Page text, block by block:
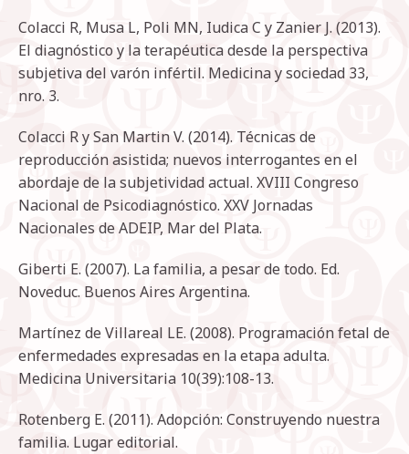
Colacci R, Musa L, Poli MN, Iudica C y Zanier J. (2013).
El diagnóstico y la terapéutica desde la perspectiva
subjetiva del varón infértil. Medicina y sociedad 33,
nro. 3.
Colacci R y San Martin V. (2014). Técnicas de
reproducción asistida; nuevos interrogantes en el
abordaje de la subjetividad actual. XVIII Congreso
Nacional de Psicodiagnóstico. XXV Jornadas
Nacionales de ADEIP, Mar del Plata.
Giberti E. (2007). La familia, a pesar de todo. Ed.
Noveduc. Buenos Aires Argentina.
Martínez de Villareal LE. (2008). Programación fetal de
enfermedades expresadas en la etapa adulta.
Medicina Universitaria 10(39):108-13.
Rotenberg E. (2011). Adopción: Construyendo nuestra
familia. Lugar editorial.